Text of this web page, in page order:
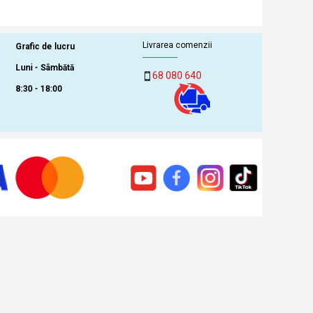
Grafic de lucru
Luni - Sâmbătă
8:30 - 18:00
Livrarea comenzii
68 080 640